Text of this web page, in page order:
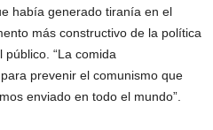
había generado tiranía en el
más constructivo de la política
“La comida
prevenir el comunismo que
enviado en todo el mundo”.